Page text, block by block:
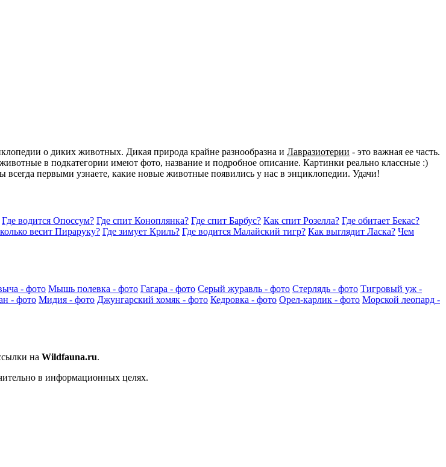
о диких животных. Дикая природа крайне разнообразна и Лавразиотерии - это важная ее часть.
в подкатегории имеют фото, название и подробное описание. Картинки реально классные :)
первыми узнаете, какие новые животные появились у нас в энциклопедии. Удачи!
Где водится Опоссум? Где спит Коноплянка? Где спит Барбус? Как спит Розелла? Где обитает Бекас?
весит Пираруку? Где зимует Криль? Где водится Малайский тигр? Как выглядит Ласка? Чем
- фото Мышь полевка - фото Гагара - фото Серый журавль - фото Стерлядь - фото Тигровый уж -
- фото Мидия - фото Джунгарский хомяк - фото Кедровка - фото Орел-карлик - фото Морской леопард -
на Wildfauna.ru.
в информационных целях.